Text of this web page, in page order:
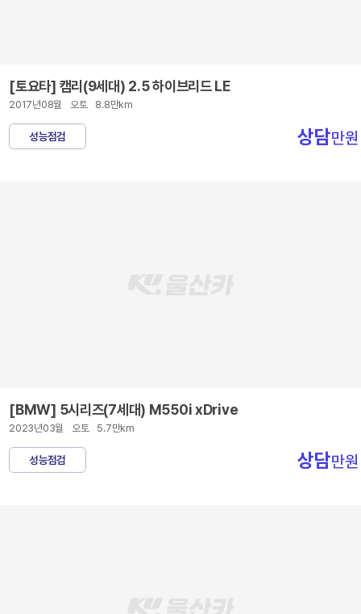
[토요타] 캠리(9세대) 2.5 하이브리드 LE
2017년08월 오토 8.8만km
성능점검 상담만원
[BMW] 5시리즈(7세대) M550i xDrive
2023년03월 오토 5.7만km
성능점검 상담만원